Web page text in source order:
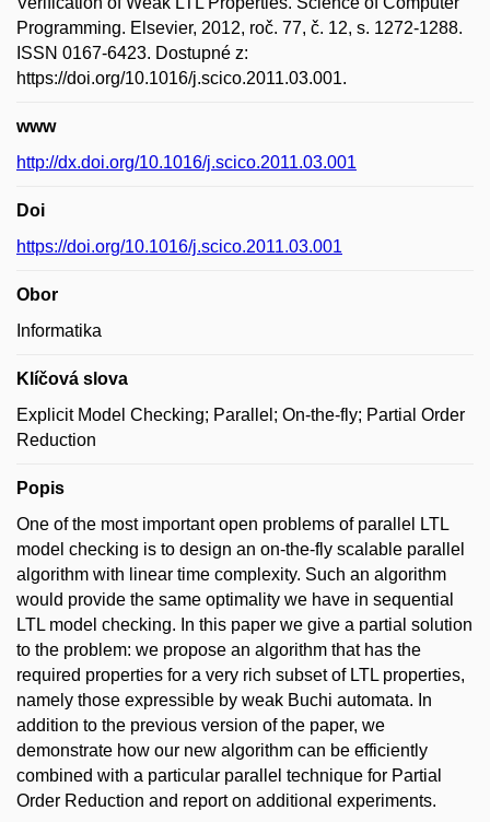
Programming. Elsevier, 2012, roč. 77, č. 12, s. 1272-1288.
ISSN 0167-6423. Dostupné z:
https://doi.org/10.1016/j.scico.2011.03.001.
www
http://dx.doi.org/10.1016/j.scico.2011.03.001
Doi
https://doi.org/10.1016/j.scico.2011.03.001
Obor
Informatika
Klíčová slova
Explicit Model Checking; Parallel; On-the-fly; Partial Order
Reduction
Popis
One of the most important open problems of parallel LTL
model checking is to design an on-the-fly scalable parallel
algorithm with linear time complexity. Such an algorithm
would provide the same optimality we have in sequential
LTL model checking. In this paper we give a partial solution
to the problem: we propose an algorithm that has the
required properties for a very rich subset of LTL properties,
namely those expressible by weak Buchi automata. In
addition to the previous version of the paper, we
demonstrate how our new algorithm can be efficiently
combined with a particular parallel technique for Partial
Order Reduction and report on additional experiments.